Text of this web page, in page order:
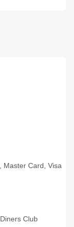
Master Card Visa
Diners Club